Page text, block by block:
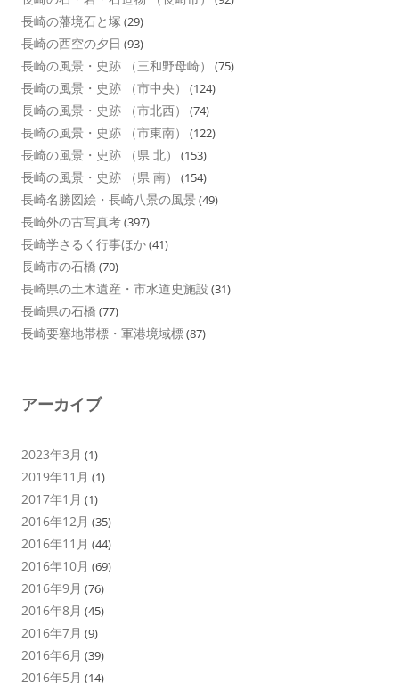
長崎の藩境石と塚 (29)
長崎の西空の夕日 (93)
長崎の風景・史跡 （三和野母崎） (75)
長崎の風景・史跡 （市中央） (124)
長崎の風景・史跡 （市北西） (74)
長崎の風景・史跡 （市東南） (122)
長崎の風景・史跡 （県 北） (153)
長崎の風景・史跡 （県 南） (154)
長崎名勝図絵・長崎八景の風景 (49)
長崎外の古写真考(397)
長崎学さるく行事ほか(41)
長崎市の石橋 (70)
長崎県の土木遺産・市水道史施設 (31)
長崎県の石橋 (77)
長崎要塞地帯標・軍港境域標(87)
アーカイブ
2023年3月 (1)
2019年11月 (1)
2017年1月 (1)
2016年12月 (35)
2016年11月 (44)
2016年10月 (69)
2016年9月 (76)
2016年8月 (45)
2016年7月 (9)
2016年6月 (39)
2016年5月 (14)